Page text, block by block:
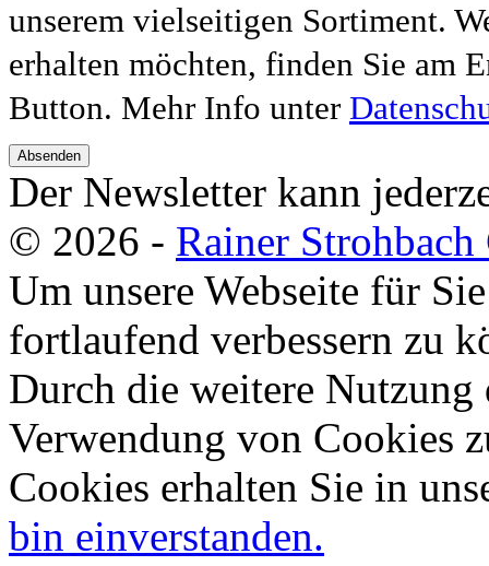
unserem vielseitigen Sortiment.
erhalten möchten, finden Sie am
Button. Mehr Info unter
Absenden
Der Newsletter kann
© 2026 - Rainer
Um unsere Webseite für
fortlaufend verbessern zu
Durch die weitere Nutzung
Verwendung von Cookies
Cookies erhalten Sie in
bin einverstanden.